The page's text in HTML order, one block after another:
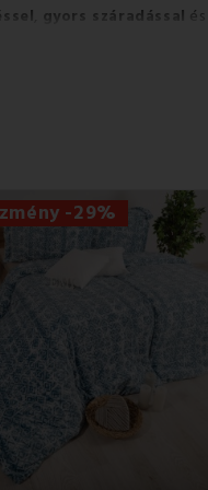
gyors száradással és
és modern témákig. A
mindenkinek, aki
-29%